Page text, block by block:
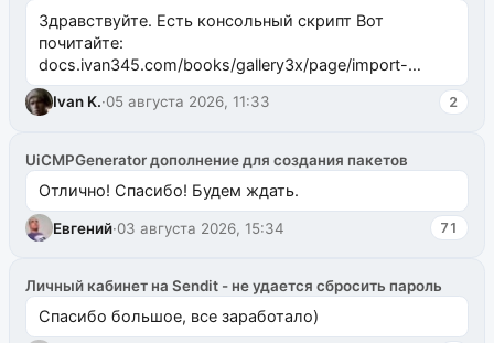
Здравствуйте. Есть консольный скрипт Вот
почитайте:
docs.ivan345.com/books/gallery3x/page/import-
ms2galleryphp
Ivan K.·05 августа 2026, 11:33 2
UiCMPGenerator дополнение для создания пакетов
Отлично! Спасибо! Будем ждать.
Евгений·03 августа 2026, 15:34 71
Личный кабинет на Sendit - не удается сбросить пароль
Спасибо большое, все заработало)